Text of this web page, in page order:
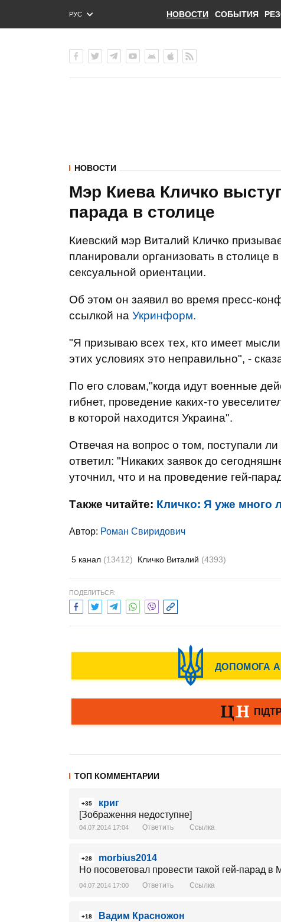
РУС
ENG
НОВОСТИ СОБЫТИЯ
НОВОСТИ
Мэр Киева Кличко
парада в столице
Киевский мэр Виталий Кличко
планировали организовать в столице
сексуальной ориентации.
Об этом он заявил во время пресс-
ссылкой на Укринформ.
"Я призываю всех тех, кто имеет
этих условиях это неправильно", -
По его словам,"когда идут военные
гибнет, проведение каких-то
в которой находится Украина".
Отвечая на вопрос о том, поступали
ответил: "Никаких заявок до
уточнил, что и на проведение гей-
Также читайте: Кличко: Я уже много
Автор: Роман Свиридович
5 канал (13412) Кличко Виталий (4393)
ПОДЕЛИТЬСЯ:
ТОП КОММЕНТАРИИ
+35
криг
[Зображення недоступне]
04.07.2014 17:04 Ответить Ссылка
+28
morbius2014
Но посоветовал провести такой гей-парад в
04.07.2014 17:00 Ответить Ссылка
+18
Вадим Красножон